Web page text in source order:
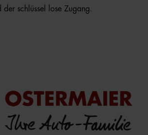
der schlüssel lose Zugang.